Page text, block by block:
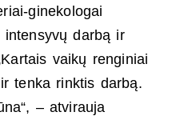
ginekologai
darbą ir
vaikų renginiai
tenka rinktis darbą.
– atvirauja